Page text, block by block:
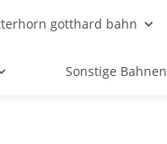
gotthard bahn
Sonstige Bahnen